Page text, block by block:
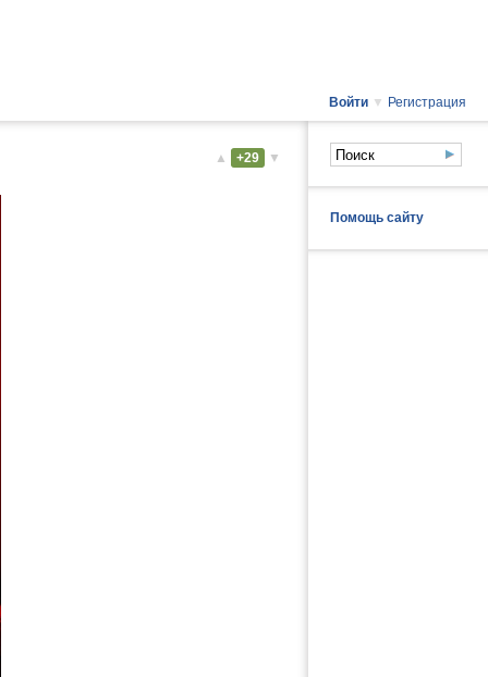
Войти ▼ Регистрация
▲ +29 ▼
Помощь сайту